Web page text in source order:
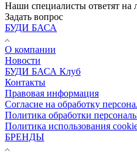
Наши специалисты ответят
Задать вопрос
БУДИ БАСА
О компании
Новости
БУДИ БАСА Клуб
Контакты
Правовая информация
Согласие на обработку
Политика обработки
Политика использования
БРЕНДЫ